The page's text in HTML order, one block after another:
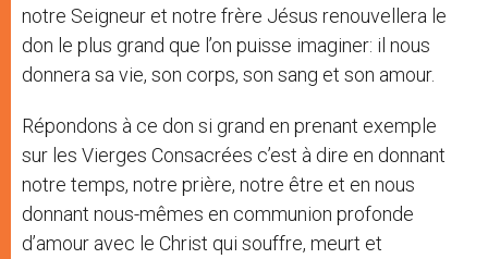
notre Seigneur et notre frère Jésus renouvellera le
don le plus grand que l’on puisse imaginer: il nous
donnera sa vie, son corps, son sang et son amour.
Répondons à ce don si grand en prenant exemple
sur les Vierges Consacrées c’est à dire en donnant
notre temps, notre prière, notre être et en nous
donnant nous-mêmes en communion profonde
d’amour avec le Christ qui souffre, meurt et